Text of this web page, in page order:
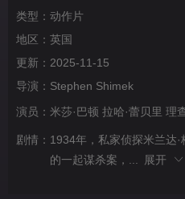
类型： 动作片
地区： 英国
更新： 2025-11-15
导演： Stephen Shimek
演员： 米莎·巴顿 拉哈·蕾贝里 理
剧情： 1934年，私家侦探米兰达
的一起谋杀案，...
展开